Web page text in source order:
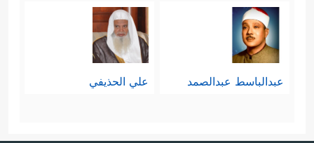
عبدالباسط عبدالصمد علي الحذيفي